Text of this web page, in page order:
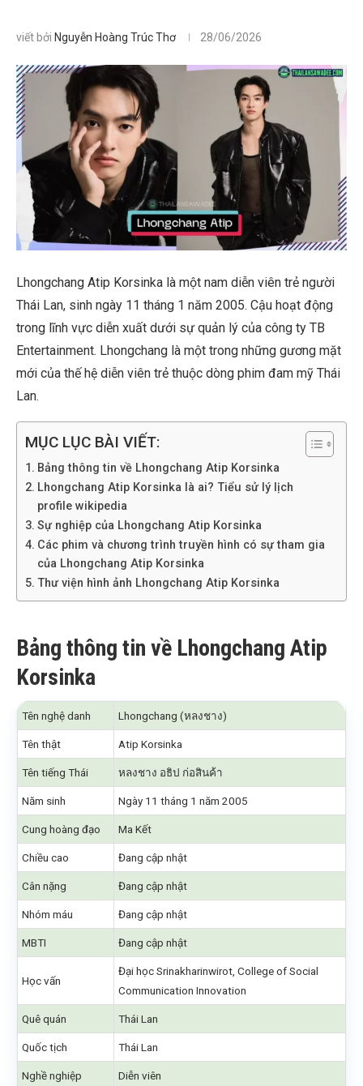
viết bởi Nguyễn Hoàng Trúc Thơ 28/06/2026
Lhongchang Atip Korsinka là một nam diễn viên trẻ người
Thái Lan, sinh ngày 11 tháng 1 năm 2005. Cậu hoạt động
trong lĩnh vực diễn xuất dưới sự quản lý của công ty TB
Entertainment. Lhongchang là một trong những gương mặt
mới của thế hệ diễn viên trẻ thuộc dòng phim đam mỹ Thái
Lan.
MỤC LỤC BÀI VIẾT:
Bảng thông tin về Lhongchang Atip Korsinka
Lhongchang Atip Korsinka là ai? Tiểu sử lý lịch
profile wikipedia
Sự nghiệp của Lhongchang Atip Korsinka
Các phim và chương trình truyền hình có sự tham gia
của Lhongchang Atip Korsinka
Thư viện hình ảnh Lhongchang Atip Korsinka
Bảng thông tin về Lhongchang Atip
Korsinka
Tên nghệ danh Lhongchang (หลงชาง)
Tên thật Atip Korsinka
Tên tiếng Thái หลงชาง อธิป ก่อสินค้า
Năm sinh Ngày 11 tháng 1 năm 2005
Cung hoàng đạo Ma Kết
Chiều cao Đang cập nhật
Cân nặng Đang cập nhật
Nhóm máu Đang cập nhật
MBTI Đang cập nhật
Học vấn
Đại học Srinakharinwirot, College of Social
Communication Innovation
Quê quán Thái Lan
Quốc tịch Thái Lan
Nghề nghiệp Diễn viên